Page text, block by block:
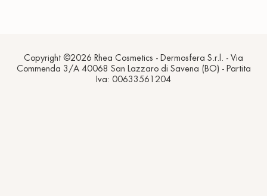
Copyright ©2026 Rhea Cosmetics - Dermosfera S.r.l. - Via
Commenda 3/A 40068 San Lazzaro di Savena (BO) - Partita
Iva: 00633561204